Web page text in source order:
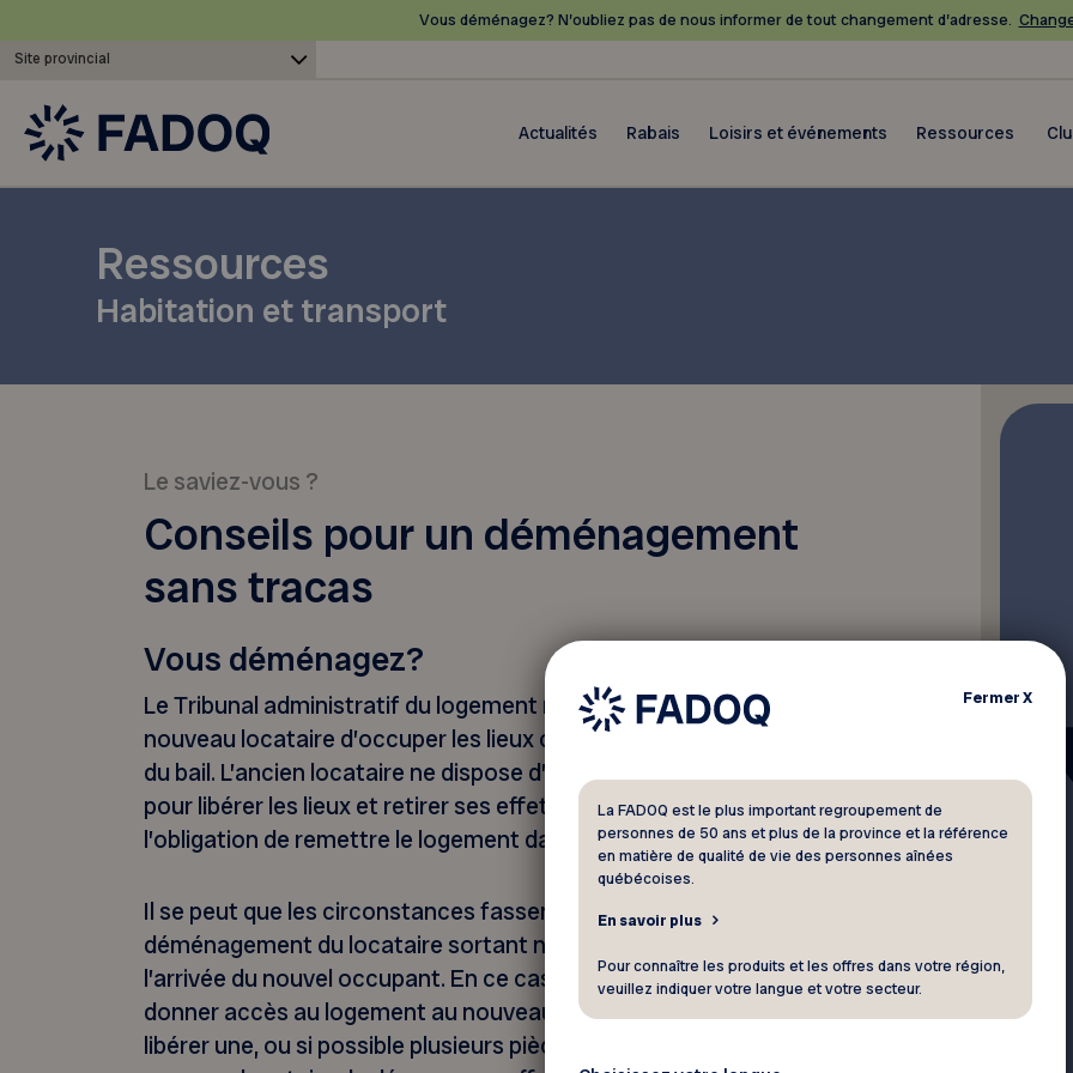
Vous déménagez? N’oubliez pas de nous informer de tout changement d’adresse.
Site provincial
Actualités Rabais Loisirs et événements Ressources
Ressources
Habitation et transport
Le saviez-vous ?
Conseils pour un déménagement
sans tracas
Vous déménagez?
Le Tribunal administratif du logement rappelle que le droit d’un
nouveau locataire d’occuper les lieux commence le premier jour
du bail. L’ancien locataire ne dispose d’aucun « jour de grâce »
pour libérer les lieux et retirer ses effets du logement. Il a
l’obligation de remettre le logement dans l’état où il l’a reçu.
Il se peut que les circonstances fassent en sorte que le
déménagement du locataire sortant ne soit pas complété avant
l’arrivée du nouvel occupant. En ce cas, le locataire sortant doit
donner accès au logement au nouveau locataire. Il est suggéré de
libérer une, ou si possible plusieurs pièces, afin de permettre au
FermerX
La FADOQ est le plus important regroupement de
personnes de 50 ans et plus de la province et la référence
en matière de qualité de vie des personnes aînées
québécoises.
En savoir plus
Pour connaître les produits et les offres dans votre région,
veuillez indiquer votre langue et votre secteur.